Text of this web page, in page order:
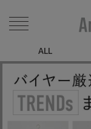
ALL